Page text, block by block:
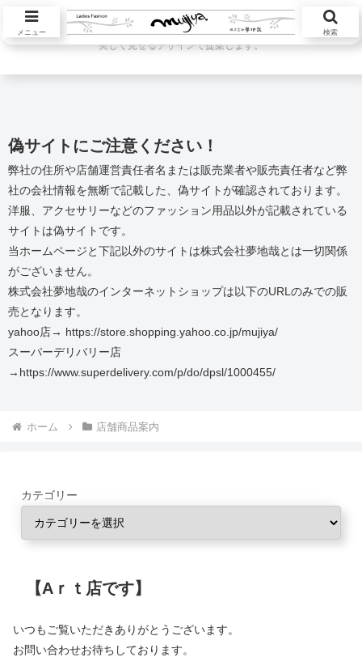
ハツラツと活躍する大人の女性が本当に欲しい服を自然素材中心に自然体を
美しく見せるデザインで提案します。
偽サイトにご注意ください！
弊社の住所や店舗運営責任者名または販売業者や販売責任者など弊
社の会社情報を無断で記載した、偽サイトが確認されております。
洋服、アクセサリーなどのファッション用品以外が記載されている
サイトは偽サイトです。
当ホームページと下記以外のサイトは株式会社夢地哉とは一切関係
がございません。
株式会社夢地哉のインターネットショップは以下のURLのみでの販
売となります。
yahoo店→ https://store.shopping.yahoo.co.jp/mujiya/
スーパーデリバリー店
→https://www.superdelivery.com/p/do/dpsl/1000455/
ホーム 店舗商品案内
カテゴリー
【Aｒｔ店です】
いつもご覧いただきありがとうございます。
お問い合わせお待ちしております。
メニュー 検索